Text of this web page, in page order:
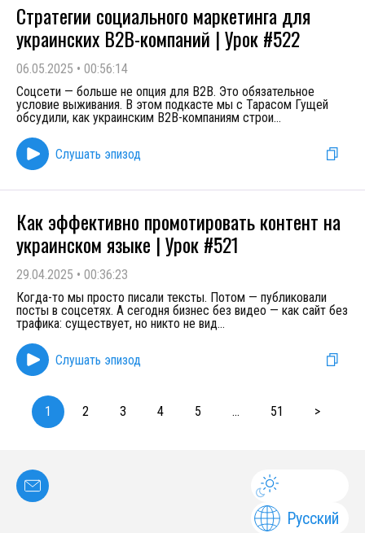
Стратегии социального маркетинга для
украинских B2B-компаний | Урок #522
06.05.2025 • 00:56:14
Соцсети — больше не опция для B2B. Это обязательное
условие выживания. В этом подкасте мы с Тарасом Гущей
обсудили, как украинским B2B-компаниям строи...
Слушать эпизод
Как эффективно промотировать контент на
украинском языке | Урок #521
29.04.2025 • 00:36:23
Когда-то мы просто писали тексты. Потом — публиковали
посты в соцсетях. А сегодня бизнес без видео — как сайт без
трафика: существует, но никто не вид...
Слушать эпизод
1 2 3 4 5 ... 51 >
Русский